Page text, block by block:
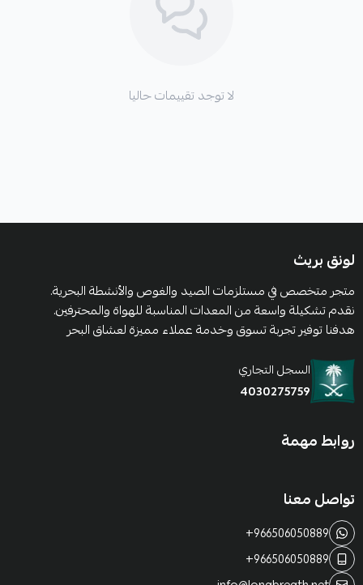
لا توجد تقييمات حاليا
لونق بريث
متجر متخصص في مستلزمات الصيد والغوص والأنشطة البحرية.
نقدم تشكيلة واسعة من المعدات المناسبة للهواة والمحترفين.
هدفنا توفير تجربة تسوق وخدمة عملاء مميزة لعشاق البحر
السجل التجاري
4030275759
روابط مهمة
تواصل معنا
+966506050889
+966506050889